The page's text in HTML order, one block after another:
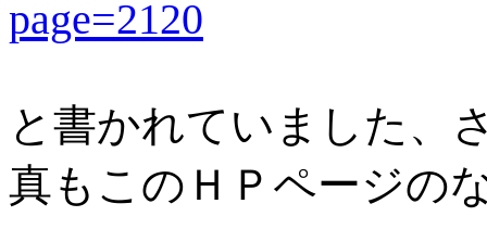
page=2120
と書かれていました、
真もこのＨＰページの